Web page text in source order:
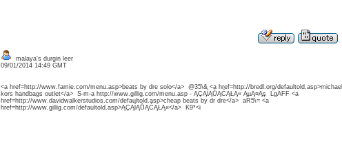
malaya's durgin leer
09/01/2014 14:49 GMT
<a href=http://www.famie.com/menu.asp>beats by dre solo</a> @35\& <a href=http://bredl.org/defaultold.asp>michael
kors handbags outlet</a> S-m-a http://www.gillig.com/menu.asp - ĄÇĄĺĄŮĄĆĄŁĄ« ĄµĄ¤Ąş LgAFF <a
href=http://www.davidwalkerstudios.com/defaultold.asp>cheap beats by dr dre</a> aR5\= <a
href=http://www.gillig.com/defaultold.asp>ĄÇĄĺĄŮĄĆĄŁĄ«</a> K9*<i